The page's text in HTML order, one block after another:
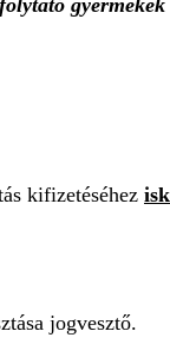
kifizetéséhez
jogvesztő.